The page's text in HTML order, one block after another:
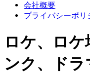
会社概要
プライバシーポリ
ロケ、ロ
ンク、ドラ